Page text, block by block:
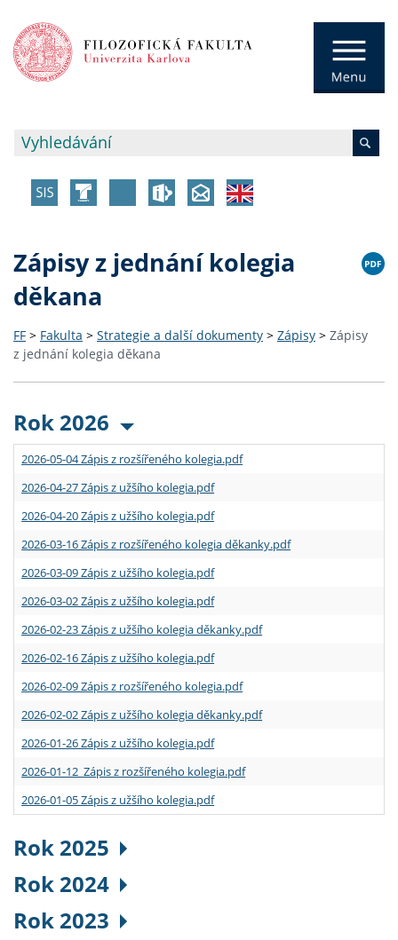
Zápisy z jednání kolegia
děkana
FF > Fakulta > Strategie a další dokumenty > Zápisy > Zápisy
z jednání kolegia děkana
Rok 2026
2026-05-04 Zápis z rozšířeného kolegia.pdf
2026-04-27 Zápis z užšího kolegia.pdf
2026-04-20 Zápis z užšího kolegia.pdf
2026-03-16 Zápis z rozšířeného kolegia děkanky.pdf
2026-03-09 Zápis z užšího kolegia.pdf
2026-03-02 Zápis z užšího kolegia.pdf
2026-02-23 Zápis z užšího kolegia děkanky.pdf
2026-02-16 Zápis z užšího kolegia.pdf
2026-02-09 Zápis z rozšířeného kolegia.pdf
2026-02-02 Zápis z užšího kolegia děkanky.pdf
2026-01-26 Zápis z užšího kolegia.pdf
2026-01-12 Zápis z rozšířeného kolegia.pdf
2026-01-05 Zápis z užšího kolegia.pdf
Rok 2025
Rok 2024
Rok 2023